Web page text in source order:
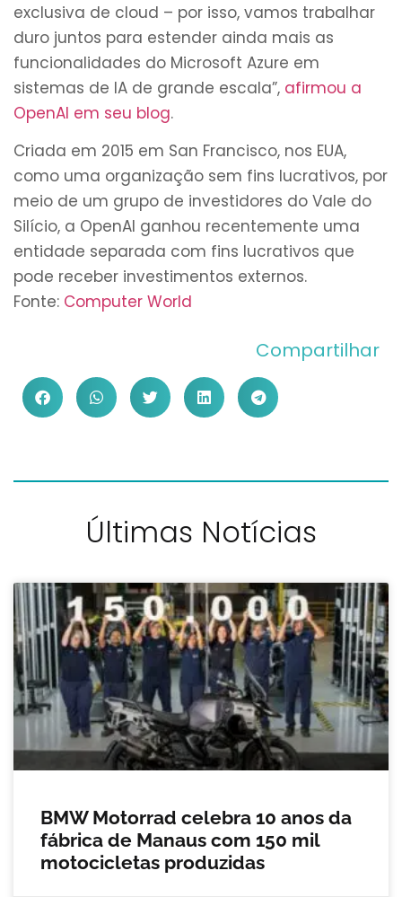
exclusiva de cloud – por isso, vamos trabalhar
duro juntos para estender ainda mais as
funcionalidades do Microsoft Azure em
sistemas de IA de grande escala”, afirmou a
OpenAI em seu blog.
Criada em 2015 em San Francisco, nos EUA,
como uma organização sem fins lucrativos, por
meio de um grupo de investidores do Vale do
Silício, a OpenAI ganhou recentemente uma
entidade separada com fins lucrativos que
pode receber investimentos externos.
Fonte: Computer World
Compartilhar
Últimas Notícias
BMW Motorrad celebra 10 anos da
fábrica de Manaus com 150 mil
motocicletas produzidas